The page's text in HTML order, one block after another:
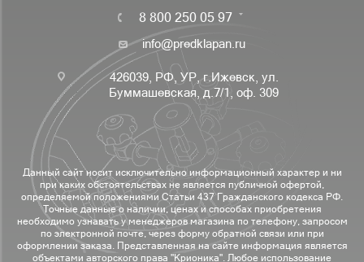
8 800 250 05 97
info@predklapan.ru
426039, РФ, УР, г.Ижевск, ул.
Буммашевская, д.7/1, оф. 309
Данный сайт носит исключительно информационный характер и ни
при каких обстоятельствах не является публичной офертой,
определяемой положениями Статьи 437 Гражданского кодекса РФ.
Точные данные о наличии, ценах и способах приобретения
необходимо узнавать у менеджеров магазина по телефону, запросом
по электронной почте, через форму обратной связи или при
оформлении заказа. Представленная на сайте информация является
объектами авторского права "Крионика". Любое использование